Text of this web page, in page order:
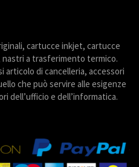
cartucce inkjet, cartucce
a trasferimento termico.
articolo di cancelleria, accessori
che può servire alle esigenze
dell’ufficio e dell’informatica.